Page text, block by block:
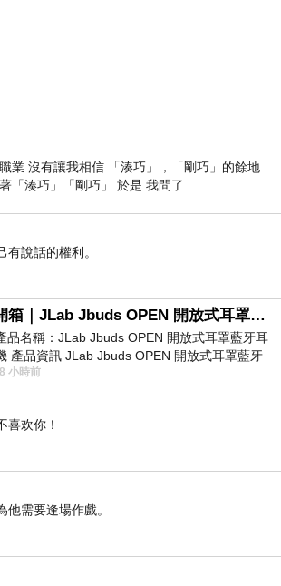
業 沒有讓我相信 「湊巧」，「剛巧」的餘地
「湊巧」「剛巧」 於是 我問了
說話的權利。
開箱｜JLab Jbuds OPEN 開放式耳罩藍牙耳機 - 設計美學，輕巧、透氣、環境音全物理達成！
品名稱：JLab Jbuds OPEN 開放式耳罩藍牙耳
產品資訊 JLab Jbuds OPEN 開放式耳罩藍牙
機評語：非常有特色，值得喜愛美型工
小時前
喜欢你！
需要逢場作戲。